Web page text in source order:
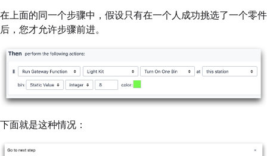
在上面的同一个步骤中，假设只有在一个人成功挑选了一个零件
后，您才允许步骤前进。
下面就是这种情况：